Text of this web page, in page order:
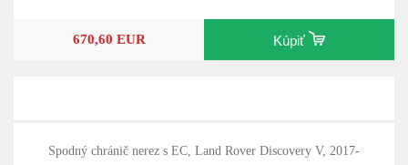
670,60 EUR Kúpiť
Spodný chránič nerez s EC, Land Rover Discovery V, 2017-